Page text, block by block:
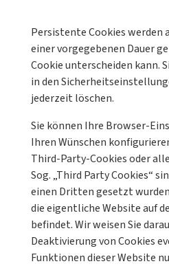
Persistente Cookies
einer vorgegebenen Dauer
Cookie unterscheiden kann.
in den
jederzeit löschen.
Sie können Ihre Browser-
Ihren Wünschen
Third-Party-Cookies oder
Sog. „Third Party Cookies“
einen Dritten gesetzt
die eigentliche Website auf
befindet. Wir weisen Sie
Deaktivierung von Cookies
Funktionen dieser Website